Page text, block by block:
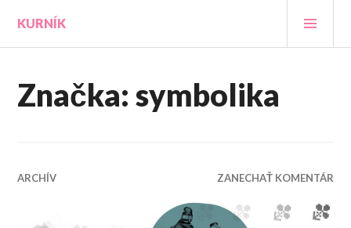
obsah
KURNÍK
Značka:symbolika
ARCHÍV ZANECHAŤ KOMENTÁR